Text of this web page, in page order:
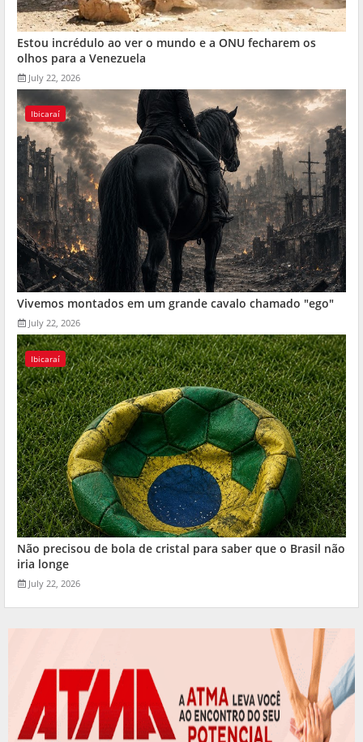
Estou incrédulo ao ver o mundo e a ONU fecharem os
olhos para a Venezuela
July 22, 2026
Ibicaraí
Vivemos montados em um grande cavalo chamado "ego"
July 22, 2026
Ibicaraí
Não precisou de bola de cristal para saber que o Brasil não
iria longe
July 22, 2026